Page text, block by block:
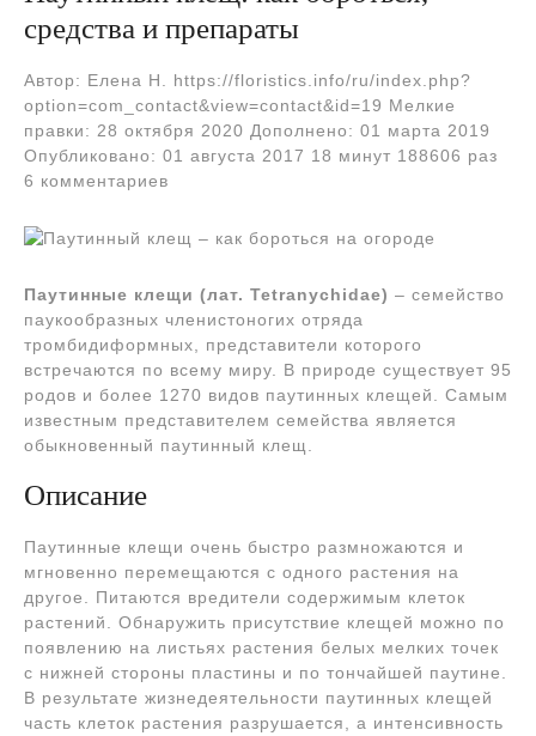
средства и препараты
Автор: Елена Н. https://floristics.info/ru/index.php?
option=com_contact&view=contact&id=19 Мелкие
правки: 28 октября 2020 Дополнено: 01 марта 2019
Опубликовано: 01 августа 2017 18 минут 188606 раз
6 комментариев
Паутинные клещи (лат. Tetranychidae) – семейство
паукообразных членистоногих отряда
тромбидиформных, представители которого
встречаются по всему миру. В природе существует 95
родов и более 1270 видов паутинных клещей. Самым
известным представителем семейства является
обыкновенный паутинный клещ.
Описание
Паутинные клещи очень быстро размножаются и
мгновенно перемещаются с одного растения на
другое. Питаются вредители содержимым клеток
растений. Обнаружить присутствие клещей можно по
появлению на листьях растения белых мелких точек
с нижней стороны пластины и по тончайшей паутине.
В результате жизнедеятельности паутинных клещей
часть клеток растения разрушается, а интенсивность